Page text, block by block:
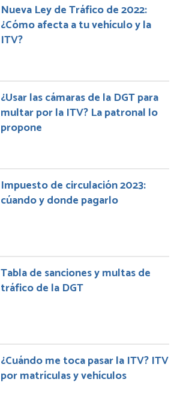
Nueva Ley de Tráfico de 2022:
¿Cómo afecta a tu vehículo y la
ITV?
¿Usar las cámaras de la DGT para
multar por la ITV? La patronal lo
propone
Impuesto de circulación 2023:
cúando y donde pagarlo
Tabla de sanciones y multas de
tráfico de la DGT
¿Cuándo me toca pasar la ITV? ITV
por matrículas y vehículos